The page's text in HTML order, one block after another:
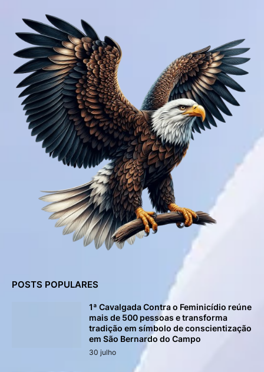
POSTS POPULARES
1ª Cavalgada Contra o Feminicídio reúne
mais de 500 pessoas e transforma
tradição em símbolo de conscientização
em São Bernardo do Campo
30 julho